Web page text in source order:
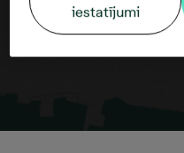
iestatījumi